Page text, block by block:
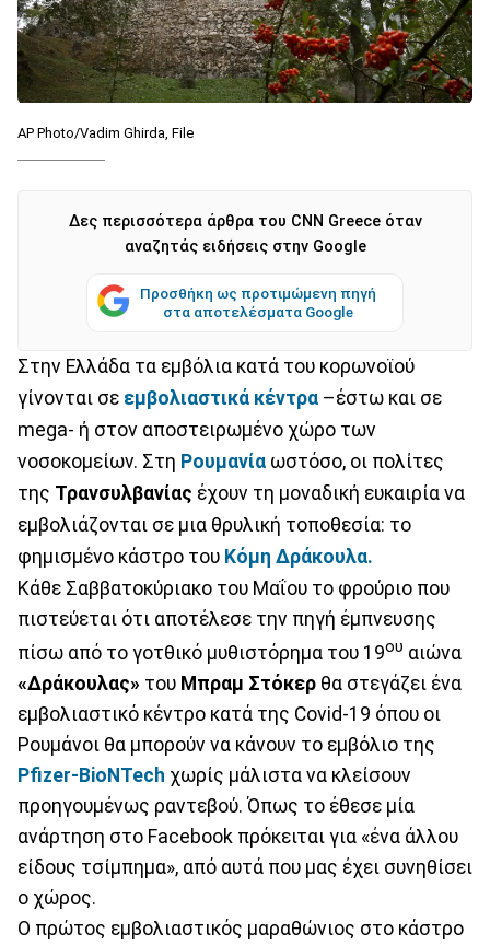
AP Photo/Vadim Ghirda, File
Δες περισσότερα άρθρα του CNN Greece όταν
αναζητάς ειδήσεις στην Google
Προσθήκη ως προτιμώμενη πηγή
στα αποτελέσματα Google
Στην Ελλάδα τα εμβόλια κατά του κορωνοϊού
γίνονται σε εμβολιαστικά κέντρα –έστω και σε
mega- ή στον αποστειρωμένο χώρο των
νοσοκομείων. Στη Ρουμανία ωστόσο, οι πολίτες
της Τρανσυλβανίας έχουν τη μοναδική ευκαιρία να
εμβολιάζονται σε μια θρυλική τοποθεσία: το
φημισμένο κάστρο του Κόμη Δράκουλα.
Κάθε Σαββατοκύριακο του Μαΐου το φρούριο που
πιστεύεται ότι αποτέλεσε την πηγή έμπνευσης
πίσω από το γοτθικό μυθιστόρημα του 19ου αιώνα
«Δράκουλας» του Μπραμ Στόκερ θα στεγάζει ένα
εμβολιαστικό κέντρο κατά της Covid-19 όπου οι
Ρουμάνοι θα μπορούν να κάνουν το εμβόλιο της
Pfizer-BioNTech χωρίς μάλιστα να κλείσουν
προηγουμένως ραντεβού. Όπως το έθεσε μία
ανάρτηση στο Facebook πρόκειται για «ένα άλλου
είδους τσίμπημα», από αυτά που μας έχει συνηθίσει
ο χώρος.
Ο πρώτος εμβολιαστικός μαραθώνιος στο κάστρο